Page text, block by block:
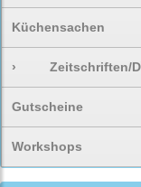
Küchensachen
› Zeitschriften/
Gutscheine
Workshops